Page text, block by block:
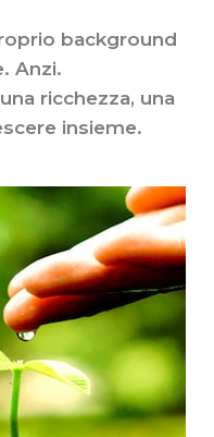
background
Anzi.
ricchezza, una
insieme.